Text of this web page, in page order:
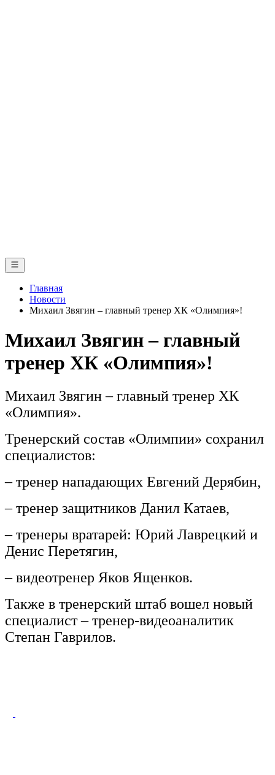
Главная
Новости
Михаил Звягин – главный тренер ХК «Олимпия»!
Михаил Звягин – главный
тренер ХК «Олимпия»!
Михаил Звягин – главный тренер ХК
«Олимпия».
Тренерский состав «Олимпии» сохранил
специалистов:
– тренер нападающих Евгений Дерябин,
– тренер защитников Данил Катаев,
– тренеры вратарей: Юрий Лаврецкий и
Денис Перетягин,
– видеотренер Яков Ященков.
Также в тренерский штаб вошел новый
специалист – тренер-видеоаналитик
Степан Гаврилов.